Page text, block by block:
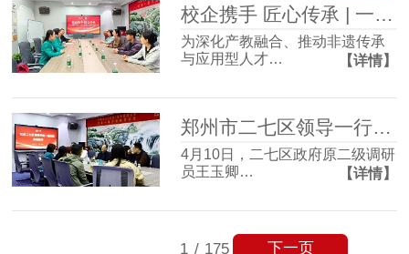
校企携手 匠心传承 | 一涵汴绣与河南工程学院实践创新基地签约仪式圆满成功！
为深化产教融合、推动非遗传承
与应用型人才…
【详情】
郑州市二七区领导一行莅临一涵汴绣调研指导
4月10日，二七区政府原二级调研
员王玉卿…
【详情】
1 / 175 下一页